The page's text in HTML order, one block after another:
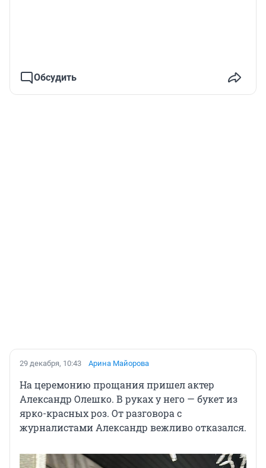
Обсудить
29 декабря, 10:43 Арина Майорова
На церемонию прощания пришел актер
Александр Олешко. В руках у него — букет из
ярко-красных роз. От разговора с
журналистами Александр вежливо отказался.